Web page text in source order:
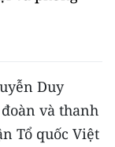
Duy
và thanh
Tổ quốc Việt